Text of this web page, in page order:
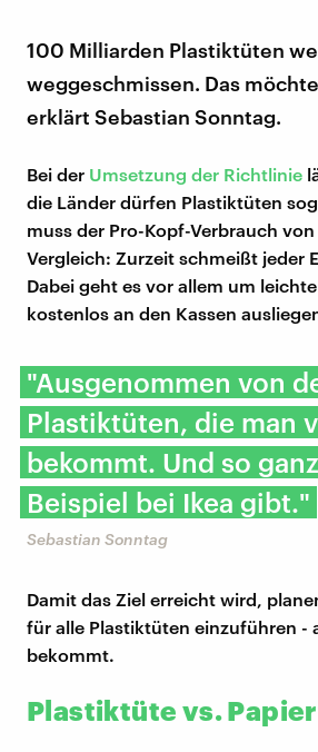
100 Milliarden Plastiktüten
weggeschmissen. Das
erklärt Sebastian Sonntag.
Bei der Umsetzung der Richtlinie
die Länder dürfen Plastiktüten
muss der Pro-Kopf-Verbrauch
Vergleich: Zurzeit schmeißt jeder
Dabei geht es vor allem um
kostenlos an den Kassen
"Ausgenommen von
Plastiktüten, die man
bekommt. Und so
Beispiel bei Ikea gibt."
Sebastian Sonntag
Damit das Ziel erreicht wird,
für alle Plastiktüten einzuführen -
bekommt.
Plastiktüte vs.